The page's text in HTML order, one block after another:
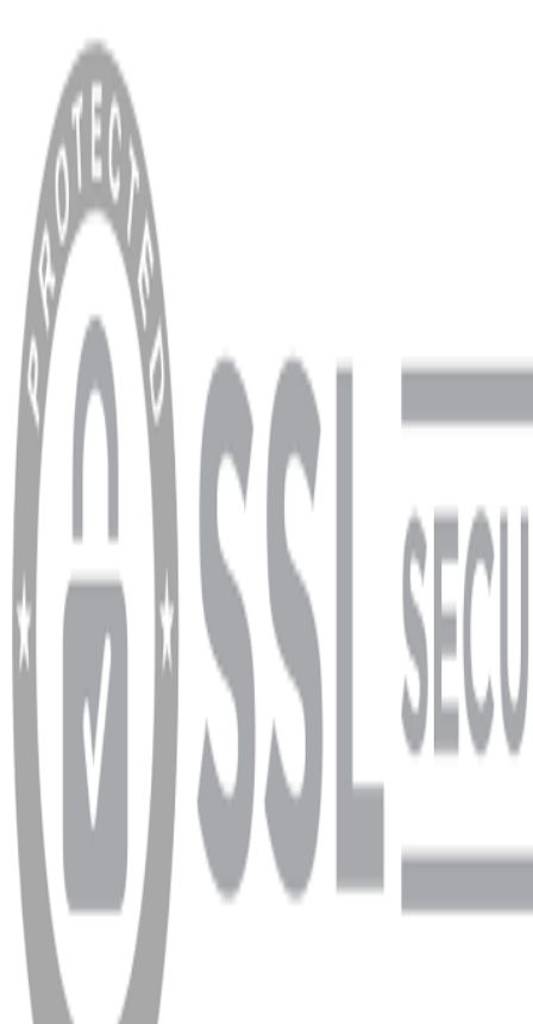
MENÜ
Anasayfa
Hakkımızda
Blog
MÜŞTERİ HİZMETLERİ
Hesabım
Sipariş Sorgulama
Banka Hesap Bilgileri
YARDIM VE DESTEK
Ödeme ve Teslimat Şartları
Garanti ve İade Şartları
info@dukkanhifi.com
0850 441 40 44
info@dukkanhifi.com 0850 441 40 44
Çalışma Saatleri: Pazartesi - Cuma 09:30 - 19:30, Cumartesi 10:00 - 18:00